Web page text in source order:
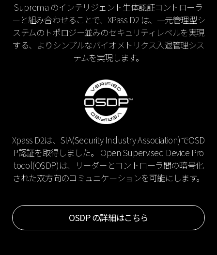
Suprema のインテリジェント生体認証コントローラ
ーと組み合わせることで、XPass D2 は、一元管理型シ
ステムのトポロジー並みのセキュリティレベルを実現
する、よりシンプルなバイオメトリクス入退管理シス
テムを実現します。
Xpass D2は、SIA(Security Industry Association)でOSD
P認証を取得しました。 Open Supervised Device Pro
tocol(OSDP)は、リーダーとコントローラ間の暗号化
された双方向のコミュニケーションを可能にします。
OSDP の詳細はこちら